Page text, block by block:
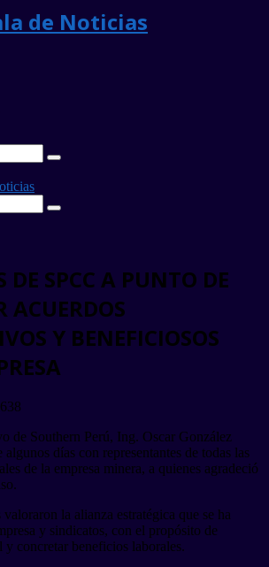
Search
Search
DE SPCC A PUNTO DE
ACUERDOS
Y BENEFICIOSOS
638
de Southern Perú, Ing. Oscar González
algunos días con representantes de todas las
de la empresa minera, a quienes agradeció
la alianza estratégica que se ha
y sindicatos, con el propósito de
y concretar beneficios laborales.